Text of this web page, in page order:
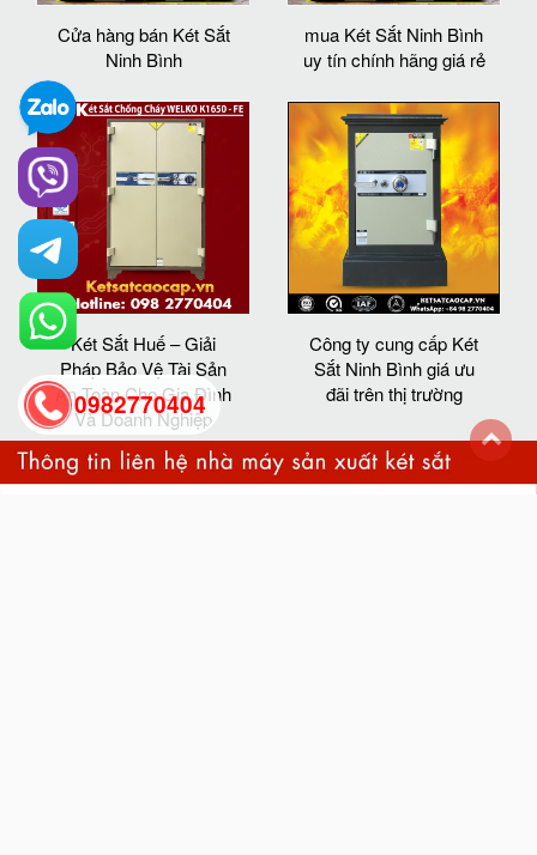
Cửa hàng bán Két Sắt
Ninh Bình
mua Két Sắt Ninh Bình
uy tín chính hãng giá rẻ
Két Sắt Huế – Giải
Pháp Bảo Vệ Tài Sản
An Toàn Cho Gia Đình
Và Doanh Nghiệp
Công ty cung cấp Két
Sắt Ninh Bình giá ưu
đãi trên thị trường
0982770404
back